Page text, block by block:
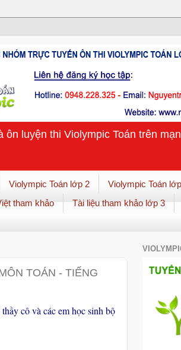
luyện thi Violympic Toán trên
Violympic Toán lớp 2
Violympic Toán
tham khảo Tài liệu tham khảo lớp 3
TOÁN - TIẾNG
cô và các em học sinh bộ